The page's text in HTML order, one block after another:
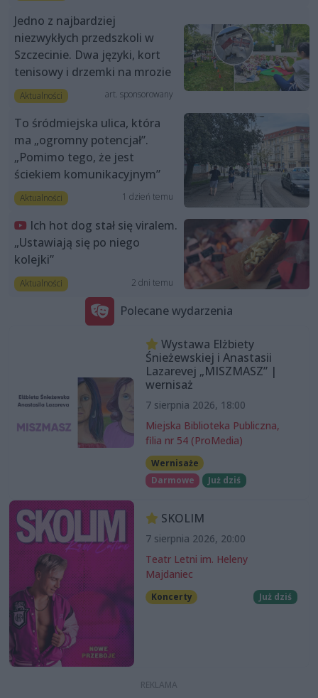
Jedno z najbardziej
niezwykłych przedszkoli w
Szczecinie. Dwa języki, kort
tenisowy i drzemki na mrozie
Aktualności art. sponsorowany
To śródmiejska ulica, która
ma „ogromny potencjał”.
„Pomimo tego, że jest
ściekiem komunikacyjnym”
Aktualności 1 dzień temu
Ich hot dog stał się viralem.
„Ustawiają się po niego
kolejki”
Aktualności 2 dni temu
Polecane wydarzenia
Wystawa Elżbiety
Śnieżewskiej i Anastasii
Lazarevej „MISZMASZ” |
wernisaż
7 sierpnia 2026, 18:00
Miejska Biblioteka Publiczna,
filia nr 54 (ProMedia)
Wernisaże
Darmowe
Już dziś
SKOLIM
7 sierpnia 2026, 20:00
Teatr Letni im. Heleny
Majdaniec
Koncerty Już dziś